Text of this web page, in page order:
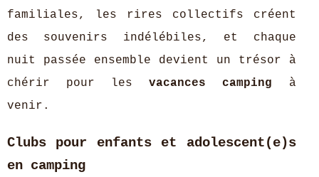
familiales, les rires collectifs créent
des souvenirs indélébiles, et chaque
nuit passée ensemble devient un trésor à
chérir pour lesvacances camping à
venir.
Clubs pour enfants et adolescent(e)s
en camping